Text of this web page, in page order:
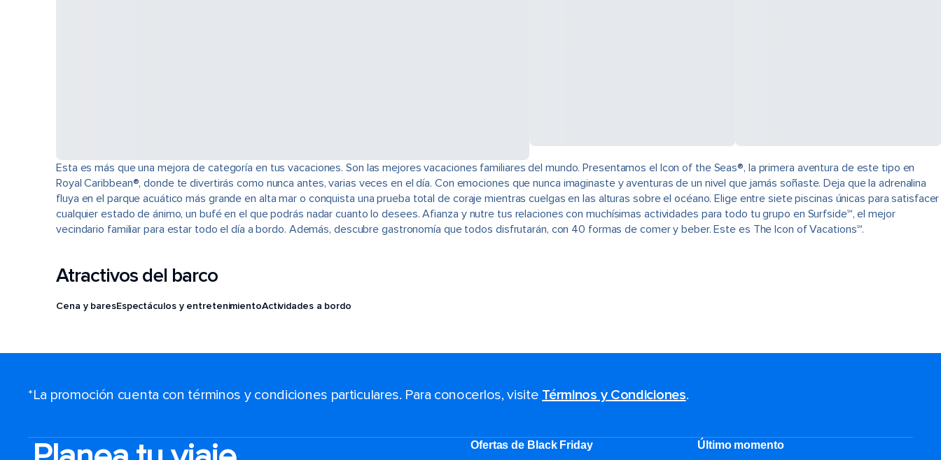
Esta es más que una mejora de categoría en tus vacaciones. Son las mejores vacaciones familiares del mundo. Presentamos el Icon of the Seas®, la primera aventura de este tipo en
Royal Caribbean®, donde te divertirás como nunca antes, varias veces en el día. Con emociones que nunca imaginaste y aventuras de un nivel que jamás soñaste. Deja que la adrenalina
fluya en el parque acuático más grande en alta mar o conquista una prueba total de coraje mientras cuelgas en las alturas sobre el océano. Elige entre siete piscinas únicas para satisfacer
cualquier estado de ánimo, un bufé en el que podrás nadar cuanto lo desees. Afianza y nutre tus relaciones con muchísimas actividades para todo tu grupo en Surfside℠, el mejor
vecindario familiar para estar todo el día a bordo. Además, descubre gastronomía que todos disfrutarán, con 40 formas de comer y beber. Este es The Icon of Vacations℠.
Atractivos del barco
Cena y baresEspectáculos y entretenimientoActividades a bordo
*La promoción cuenta con términos y condiciones particulares. Para conocerlos, visite Términos y Condiciones.
Ofertas de Black Friday Último momento